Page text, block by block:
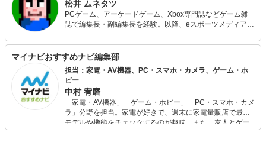
松井 ムネタツ
PCゲーム、アーケードゲーム、Xbox専門誌などゲーム雑
誌で編集長・副編集長を経験。以降、eスポーツメディアの
ボードゲームメディア（編集長）、レトロゲームメディア
（副編集長）などを手がける。ゲーム業界歴約40年。
マイナビおすすめナビ編集部
担当：家電・AV機器、PC・スマホ・カメラ、ゲーム・ホ
ビー
中村 宥磨
「家電・AV機器」「ゲーム・ホビー」「PC・スマホ・カメ
ラ」分野を担当。家電が好きで、週末に家電量販店で最新
モデルや機能をチェックするのが趣味。また、友人とゲー
ムを楽しみながら、新作タイトルやイベント情報もいち早